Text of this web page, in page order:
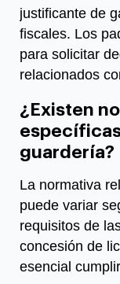
justificante de
fiscales. Los
para solicitar
relacionados
¿Existen
guardería?
La normativa
puede variar
requisitos de
concesión de
esencial